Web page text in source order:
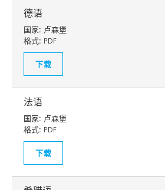
德语
国家: 卢森堡
格式: PDF
下载
法语
国家: 卢森堡
格式: PDF
下载